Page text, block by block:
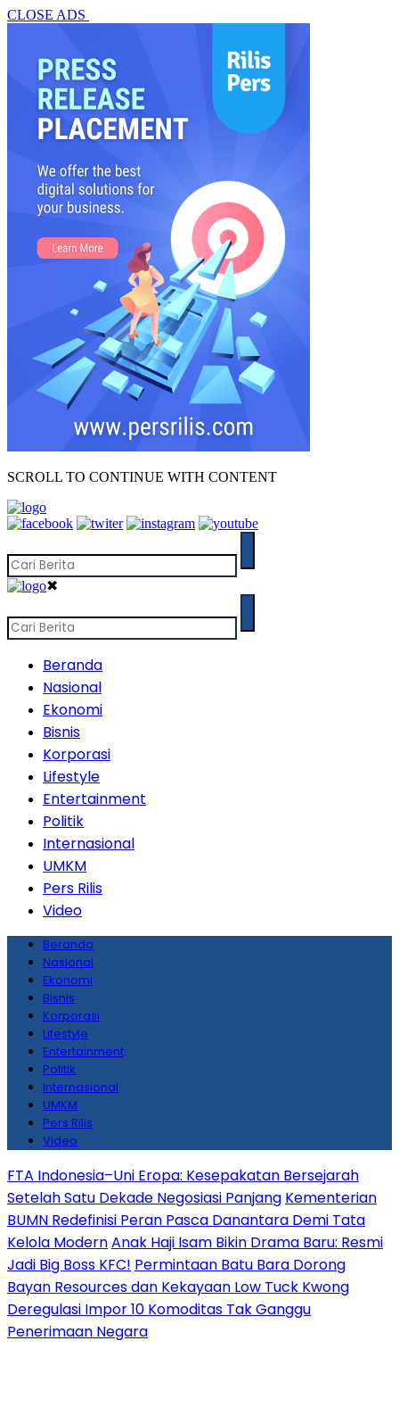
CLOSE ADS
SCROLL TO CONTINUE WITH CONTENT
✖
Beranda
Nasional
Ekonomi
Bisnis
Korporasi
Lifestyle
Entertainment
Politik
Internasional
UMKM
Pers Rilis
Video
Beranda
Nasional
Ekonomi
Bisnis
Korporasi
Lifestyle
Entertainment
Politik
Internasional
UMKM
Pers Rilis
Video
FTA Indonesia–Uni Eropa: Kesepakatan Bersejarah
Setelah Satu Dekade Negosiasi Panjang Kementerian
BUMN Redefinisi Peran Pasca Danantara Demi Tata
Kelola ModernAnak Haji Isam Bikin Drama Baru: Resmi
Jadi Big Boss KFC! Permintaan Batu Bara Dorong
Bayan Resources dan Kekayaan Low Tuck Kwong
Deregulasi Impor 10 Komoditas Tak Ganggu
Penerimaan Negara